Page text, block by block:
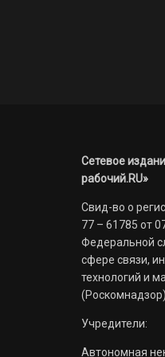
Сетевое
рабочий.RU»
Свид-во о
77 – 61785 от
Федеральной
сфере связи,
технологий и
(Роскомнадзор)
Учредители:
Автономная